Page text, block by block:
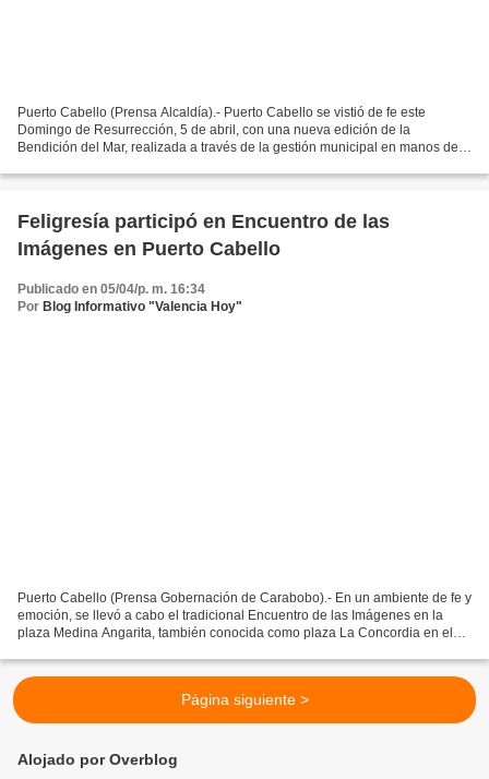
Puerto Cabello (Prensa Alcaldía).- Puerto Cabello se vistió de fe este
Domingo de Resurrección, 5 de abril, con una nueva edición de la
Bendición del Mar, realizada a través de la gestión municipal en manos del
Feligresía participó en Encuentro de las
Imágenes en Puerto Cabello
Publicado en 05/04/p. m. 16:34
Por Blog Informativo "Valencia Hoy"
Puerto Cabello (Prensa Gobernación de Carabobo).- En un ambiente de fe y
emoción, se llevó a cabo el tradicional Encuentro de las Imágenes en la
plaza Medina Angarita, también conocida como plaza La Concordia en el
Página siguiente >
Alojado por Overblog